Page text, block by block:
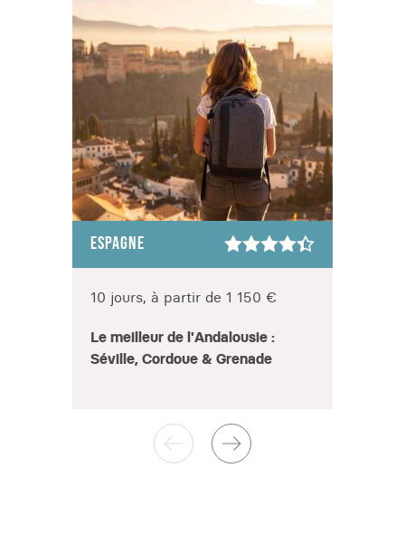
ESPAGNE
10 jours, à partir de 1 150 €
Le meilleur de l'Andalousie :
Séville, Cordoue & Grenade